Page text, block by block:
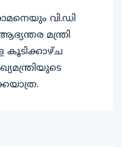
വി.ഡി
മന്ത്രി
കൂടിക്കാഴ്ച